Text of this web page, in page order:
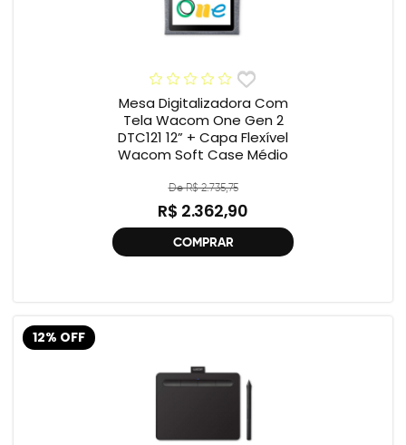
Mesa Digitalizadora Com
Tela Wacom One Gen 2
DTC121 12” + Capa Flexível
Wacom Soft Case Médio
De R$ 2.735,75
R$ 2.362,90
COMPRAR
12% OFF